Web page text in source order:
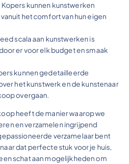
Kopers kunnen kunstwerken
het comfort van hun eigen
scala aan kunstwerken is
er voor elk budget en smaak
kunnen gedetailleerde
het kunstwerk en de kunstenaar
overgaan.
heeft de manier waarop we
en verzamelen ingrijpend
verzamelaar bent
dat perfecte stuk voor je huis,
schat aan mogelijkheden om